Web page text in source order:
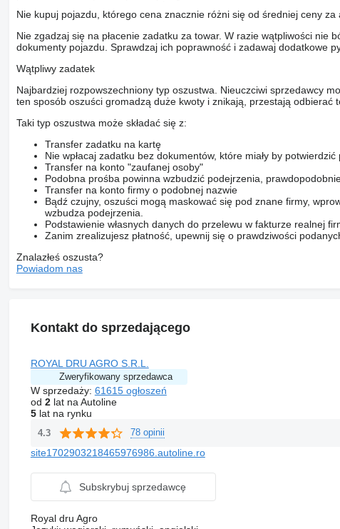
Nie kupuj pojazdu, którego cena znacznie różni się od średniej ceny za
Nie zgadzaj się na płacenie zadatku za towar. W razie wątpliwości nie
dokumenty pojazdu. Sprawdzaj ich poprawność i zadawaj dodatkowe
Wątpliwy zadatek
Najbardziej rozpowszechniony typ oszustwa. Nieuczciwi sprzedawcy
ten sposób oszuści gromadzą duże kwoty i znikają, przestają odbierać
Taki typ oszustwa może składać się z:
Transfer zadatku na kartę
Nie wpłacaj zadatku bez dokumentów, które miały by
Transfer na konto "zaufanej osoby"
Podobna prośba powinna wzbudzić podejrzenia,
Transfer na konto firmy o podobnej nazwie
Bądź czujny, oszuści mogą maskować się pod znane firmy,
wzbudza podejrzenia.
Podstawienie własnych danych do przelewu w fakturze realnej
Zanim zrealizujesz płatność, upewnij się o prawdziwości
Znalazłeś oszusta?
Powiadom nas
Kontakt do sprzedającego
ROYAL DRU AGRO S.R.L.
Zweryfikowany sprzedawca
W sprzedaży: 61615 ogłoszeń
od 2lat na Autoline
5lat na rynku
4.3 78 opinii
site1702903218465976986.autoline.ro
Subskrybuj sprzedawcę
Royal dru Agro